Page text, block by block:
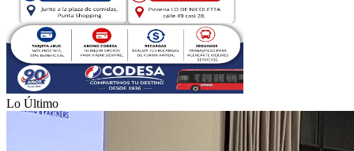
Lo Último